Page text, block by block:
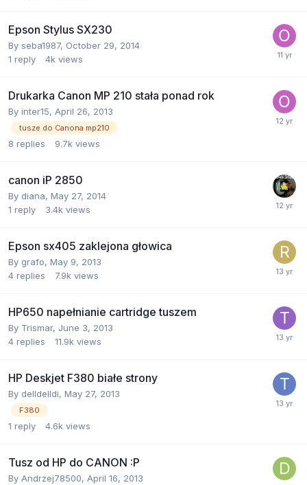
Epson Stylus SX230
By seba1987, October 29, 2014
1 reply 4k views
Drukarka Canon MP 210 stała ponad rok
By inter15, April 26, 2013
tusze do Canona mp210
8 replies 9.7k views
canon iP 2850
By diana, May 27, 2014
1 reply 3.4k views
Epson sx405 zaklejona głowica
By grafo, May 9, 2013
4 replies 7.9k views
HP650 napełnianie cartridge tuszem
By Trismar, June 3, 2013
4 replies 11.9k views
HP Deskjet F380 białe strony
By delldelldi, May 27, 2013
F380
1 reply 4.6k views
Tusz od HP do CANON :P
By Andrzej78500, April 16, 2013